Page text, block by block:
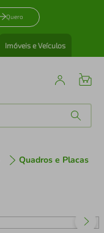
Quero
Imóveis e Veículos
Quadros e Placas